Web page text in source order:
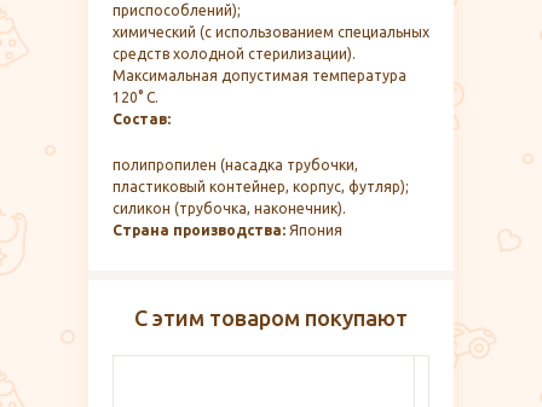
приспособлений);
химический (с использованием специальных
средств холодной стерилизации).
Максимальная допустимая температура
120° С.
Состав:
полипропилен (насадка трубочки,
пластиковый контейнер, корпус, футляр);
силикон (трубочка, наконечник).
Страна производства: Япония
С этим товаром покупают